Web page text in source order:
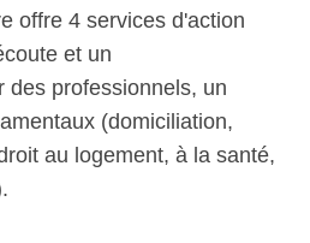
offre 4 services d'action
et un
des professionnels, un
(domiciliation,
au logement, à la santé,